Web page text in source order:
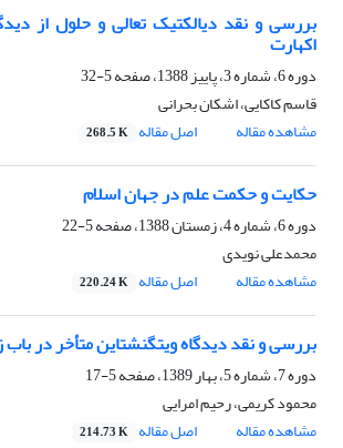
بررسی و نقد دیالکتیک تعالی و حلول از
اکهارت
دوره 6، شماره 3، پاییز 1388، صفحه
5-32
قاسم کاکایی، اشکان بحرانی
مشاهده مقاله
اصل مقاله 268.5 K
حکایت و حکمت علم در جهان اسلام
دوره 6، شماره 4، زمستان 1388، صفحه
5-22
محمدعلی نویدی
مشاهده مقاله
اصل مقاله 220.24 K
بررسی و نقد دیدگاه ویتگنشتاین متأخر در
دوره 7، شماره 5، بهار 1389، صفحه
5-17
محمود کریمی، رحیم امرایی
مشاهده مقاله
اصل مقاله 214.73 K